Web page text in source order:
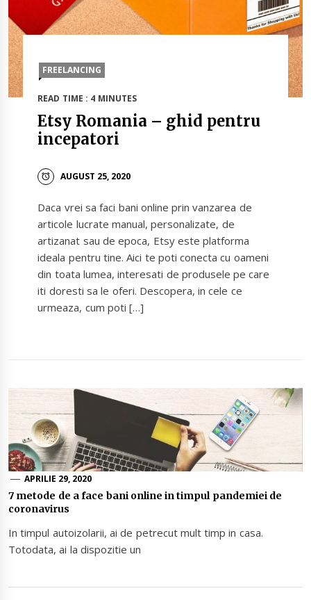
FREELANCING
READ TIME : 4 MINUTES
Etsy Romania – ghid pentru
incepatori
AUGUST 25, 2020
Daca vrei sa faci bani online prin vanzarea de
articole lucrate manual, personalizate, de
artizanat sau de epoca, Etsy este platforma
ideala pentru tine. Aici te poti conecta cu oameni
din toata lumea, interesati de produsele pe care
iti doresti sa le oferi. Descopera, in cele ce
urmeaza, cum poti […]
APRILIE 29, 2020
7 metode de a face bani online in timpul pandemiei de
coronavirus
In timpul autoizolarii, ai de petrecut mult timp in casa.
Totodata, ai la dispozitie un